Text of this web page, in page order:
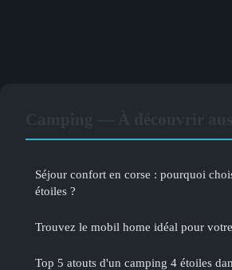
Séjour confort en corse : pourquoi
étoiles ?
Trouvez le mobil home idéal pour
Top 5 atouts d'un camping 4 étoiles